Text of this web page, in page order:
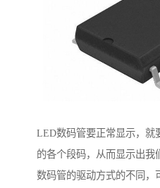
LED数码管要正常显示，就
的各个段码，从而显示出
数码管的驱动方式的不同，